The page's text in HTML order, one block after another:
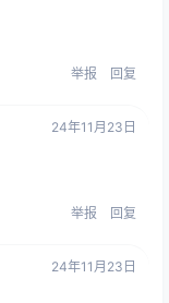
举报 回复
24年11月23日
举报 回复
24年11月23日